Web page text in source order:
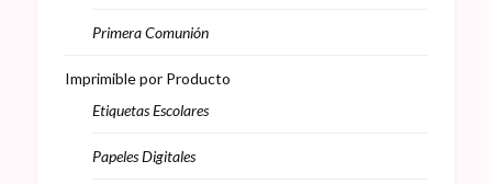
Primera Comunión
Imprimible por Producto
Etiquetas Escolares
Papeles Digitales